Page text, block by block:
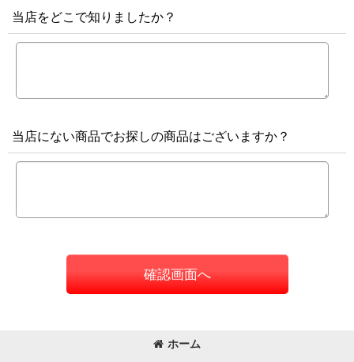
当店をどこで知りましたか？
当店にない商品でお探しの商品はございますか？
確認画面へ
ホーム